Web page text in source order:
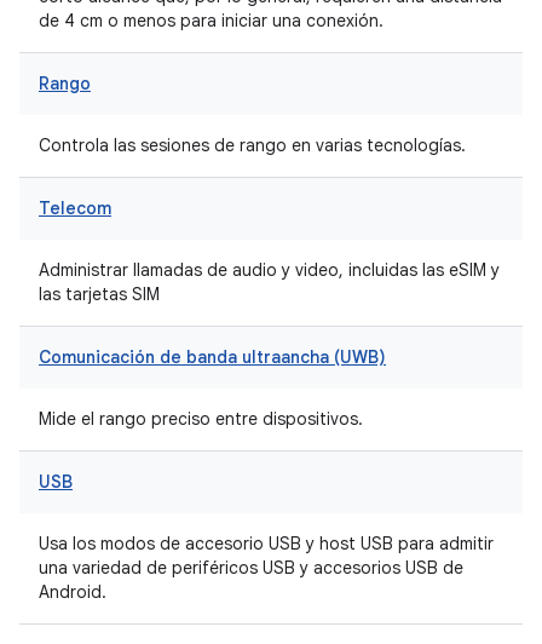
de 4 cm o menos para iniciar una conexión.
Rango
Controla las sesiones de rango en varias tecnologías.
Telecom
Administrar llamadas de audio y video, incluidas las eSIM y
las tarjetas SIM
Comunicación de banda ultraancha (UWB)
Mide el rango preciso entre dispositivos.
USB
Usa los modos de accesorio USB y host USB para admitir
una variedad de periféricos USB y accesorios USB de
Android.